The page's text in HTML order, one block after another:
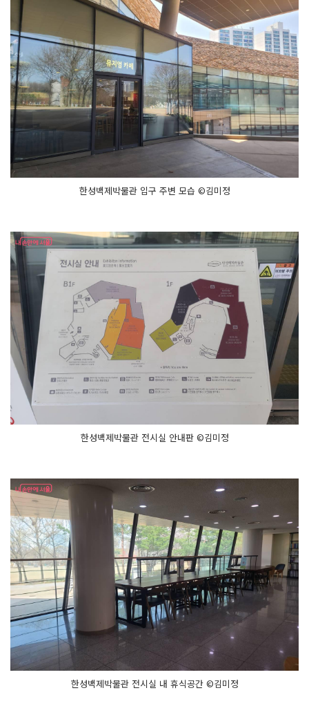
한성백제박물관 입구 주변 모습 ©김미정
한성백제박물관 전시실 안내판 ©김미정
한성백제박물관 전시실 내 휴식공간 ©김미정